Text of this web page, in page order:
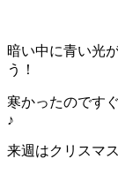
暗い中に青い光
う！
寒かったのです
♪
来週はクリスマ